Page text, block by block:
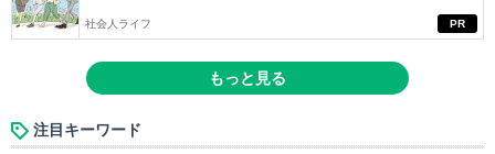
PR
社会人ライフ
もっと見る
注目キーワード